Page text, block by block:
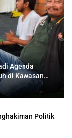
Agenda
di Kawasan
Politik